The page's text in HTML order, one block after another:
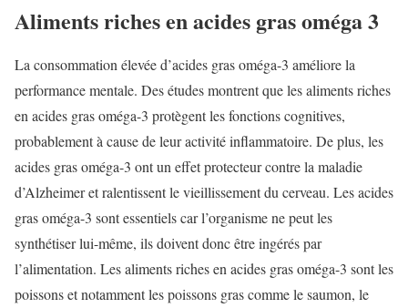
Aliments riches en acides gras oméga 3
La consommation élevée d’acides gras oméga-3 améliore la
performance mentale. Des études montrent que les aliments riches
en acides gras oméga-3 protègent les fonctions cognitives,
probablement à cause de leur activité inflammatoire. De plus, les
acides gras oméga-3 ont un effet protecteur contre la maladie
d’Alzheimer et ralentissent le vieillissement du cerveau. Les acides
gras oméga-3 sont essentiels car l’organisme ne peut les
synthétiser lui-même, ils doivent donc être ingérés par
l’alimentation. Les aliments riches en acides gras oméga-3 sont les
poissons et notamment les poissons gras comme le saumon, le